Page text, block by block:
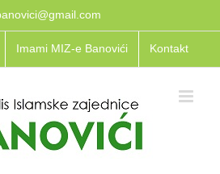
Imami MIZ-e Banovići Kontakt